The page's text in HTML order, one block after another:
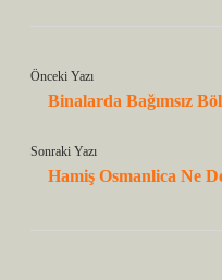
Önceki Yazı
Binalarda Bağımsız
Sonraki Yazı
Hamiş Osmanlica Ne